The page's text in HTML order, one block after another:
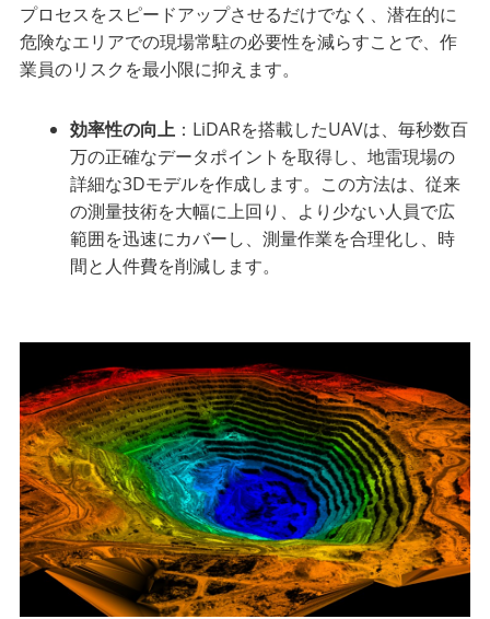
プロセスをスピードアップさせるだけでなく、潜在的に
危険なエリアでの現場常駐の必要性を減らすことで、作
業員のリスクを最小限に抑えます。
効率性の向上 ：LiDARを搭載したUAVは、毎秒数百
万の正確なデータポイントを取得し、地雷現場の
詳細な3Dモデルを作成します。この方法は、従来
の測量技術を大幅に上回り、より少ない人員で広
範囲を迅速にカバーし、測量作業を合理化し、時
間と人件費を削減します。